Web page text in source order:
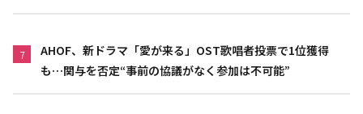
7
AHOF、新ドラマ「愛が来る」OST歌唱者投票で1位獲得
も…関与を否定“事前の協議がなく参加は不可能”